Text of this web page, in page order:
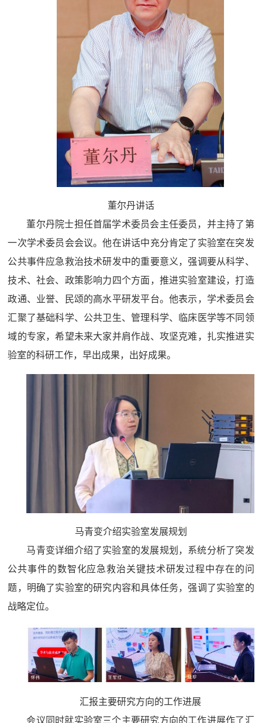
董尔丹讲话
董尔丹院士担任首届学术委员会主任委员，并主持了第
一次学术委员会会议。他在讲话中充分肯定了实验室在突发
公共事件应急救治技术研发中的重要意义，强调要从科学、
技术、社会、政策影响力四个方面，推进实验室建设，打造
政通、业誉、民颂的高水平研发平台。他表示，学术委员会
汇聚了基础科学、公共卫生、管理科学、临床医学等不同领
域的专家，希望未来大家并肩作战、攻坚克难，扎实推进实
验室的科研工作，早出成果，出好成果。
马青变介绍实验室发展规划
马青变详细介绍了实验室的发展规划，系统分析了突发
公共事件的数智化应急救治关键技术研发过程中存在的问
题，明确了实验室的研究内容和具体任务，强调了实验室的
战略定位。
汇报主要研究方向的工作进展
会议同时就实验室三个主要研究方向的工作进展作了汇